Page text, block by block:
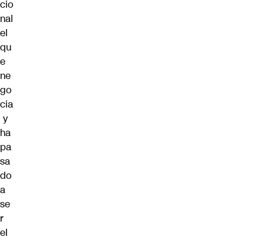
cio
nal
el
qu
e
ne
go
cia
y
ha
pa
sa
do
a
se
r
el